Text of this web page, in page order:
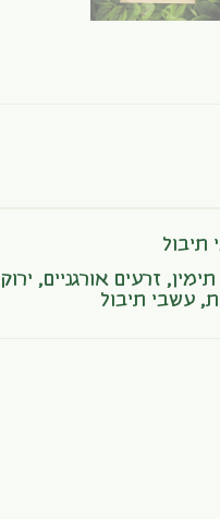
תיבול
, זרעים אורגניים, ירוק
,עשבי תיבול